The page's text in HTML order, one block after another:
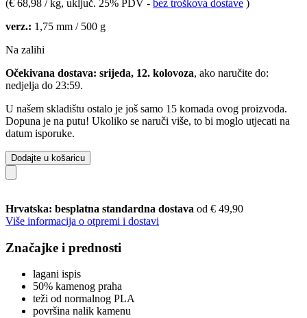
(€ 68,98 / kg, uključ. 25% PDV - bez troškova dostave )
verz.: 1,75 mm / 500 g
Na zalihi
Očekivana dostava: srijeda, 12. kolovoza, ako naručite do:
nedjelja do 23:59.
U našem skladištu ostalo je još samo 15 komada ovog proizvoda.
Dopuna je na putu! Ukoliko se naruči više, to bi moglo utjecati na
datum isporuke.
Dodajte u košaricu
Hrvatska: besplatna standardna dostava od € 49,90
Više informacija o otpremi i dostavi
Značajke i prednosti
lagani ispis
50% kamenog praha
teži od normalnog PLA
površina nalik kamenu